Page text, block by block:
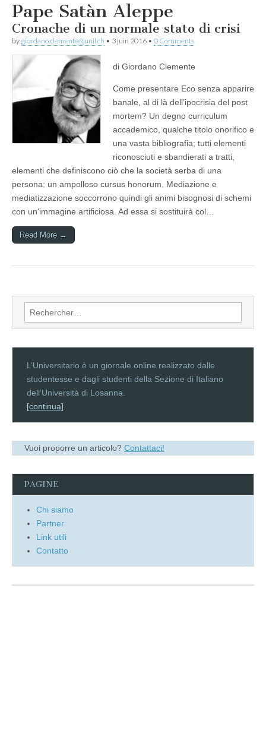
Pape Satàn Aleppe
Cronache di un normale stato di crisi
by giordano.clemente@unil.ch • 3 juin 2016 • 0 Comments
di Giordano Clemente
Come presentare Eco senza apparire
banale, al di là dell’ipocrisia del post
mortem? Un degno curriculum
accademico, qualche titolo onorifico e
una vasta bibliografia; tutti elementi
riconosciuti e sbandierati a tratti,
elementi che definiscono ciò che la società serba di una
persona: un ampolloso cursus honorum. Mediazione e
mediatizzazione soccorrono quindi gli animi bisognosi di schemi
con un’immagine artificiosa. Ad essa si sostituirà col…
Read More →
Rechercher :
L’Universitario è un giornale online realizzato dalle
studentesse e dagli studenti della Sezione di Italiano
dell’Università di Losanna.
[continua]
Vuoi proporre un articolo? Contattaci!
PAGINE
Chi siamo
Partner
Link utili
Contatto